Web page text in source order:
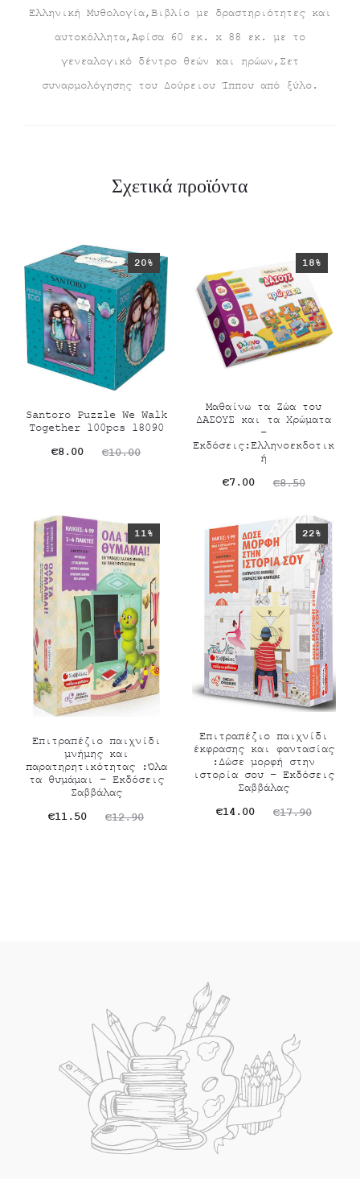
Ελληνική Μυθολογία,Βιβλίο με δραστηριότητες και
αυτοκόλλητα,Αφίσα 60 εκ. x 88 εκ. με το
γενεαλογικό δέντρο θεών και ηρώων,Σετ
συναρμολόγησης του Δούρειου Ίππου από ξύλο.
Σχετικά προϊόντα
20%
Santoro Puzzle We Walk
Together 100pcs 18090
€10.00
Original
€10.00.
€8.00
Η
είναι:
€8.00.
18%
Μαθαίνω τα Ζώα του
ΔΑΣΟΥΣ και τα Χρώματα
–
Εκδόσεις:Ελληνοεκδοτικ
ή
€8.50
Original
was:
€8.50.
€7.00
Η
τιμή
είναι:
€7.00.
11%
Επιτραπέζιο παιχνίδι
μνήμης και
παρατηρητικότητας :Όλα
τα θυμάμαι – Εκδόσεις
Σαββάλας
€12.90
Original
€11.50
Η
22%
Επιτραπέζιο παιχνίδι
έκφρασης και φαντασίας
:Δώσε μορφή στην
ιστορία σου – Εκδόσεις
Σαββάλας
€17.90
Original
€14.00
Η